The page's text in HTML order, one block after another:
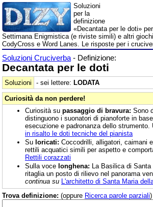
Soluzioni
per la
definizione
«Decantata per le doti»
Settimana Enigmistica (e riviste simili) e altri
CodyCross e Word Lanes. Le risposte per i
Soluzioni Cruciverba - Definizione:
Decantata per le doti
Soluzioni - sei lettere: LODATA
Curiosità da non perdere!
Curiosità su passaggio di bravura: Sono
distinguono i suonatori di pianoforte in
esecuzione e padronanza dello strumento.
in risalto le doti tecniche del pianista
Su loricati: Coccodrilli, alligatori, caimani
rettili acquatici simili per aspetto e
Rettili corazzati
Sulla voce longhena: La Basilica di
ritaglia un posto di rilievo nel panorama
continua su L'architetto di Santa Maria
Trova definizione: (oppure Ricerca parole parziali)